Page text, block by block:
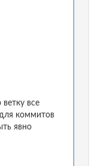
все
коммитов
явно